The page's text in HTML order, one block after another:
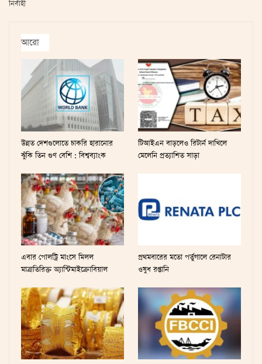
নির্বাহী
আরো
উন্নত দেশগুলোতে চাকরি হারানোর
ঝুঁকি তিন গুণ বেশি : বিশ্বব্যাংক
টিআইএন বাড়লেও রিটার্ন দাখিলে
মেলেনি প্রত্যাশিত সাড়া
এবার পোলট্রি মাংসে মিলল
মাত্রাতিরিক্ত অ্যান্টিমাইক্রোবিয়াল
প্রথমবারের মতো পর্তুগালে রেনাটার
ওষুধ রপ্তানি